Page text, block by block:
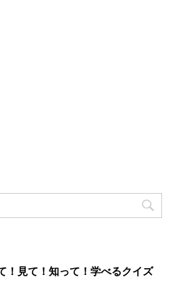
！見て！知って！学べるクイズ